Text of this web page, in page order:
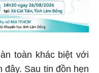
toàn khác biệt với
đây. Sau tin đồn hẹn